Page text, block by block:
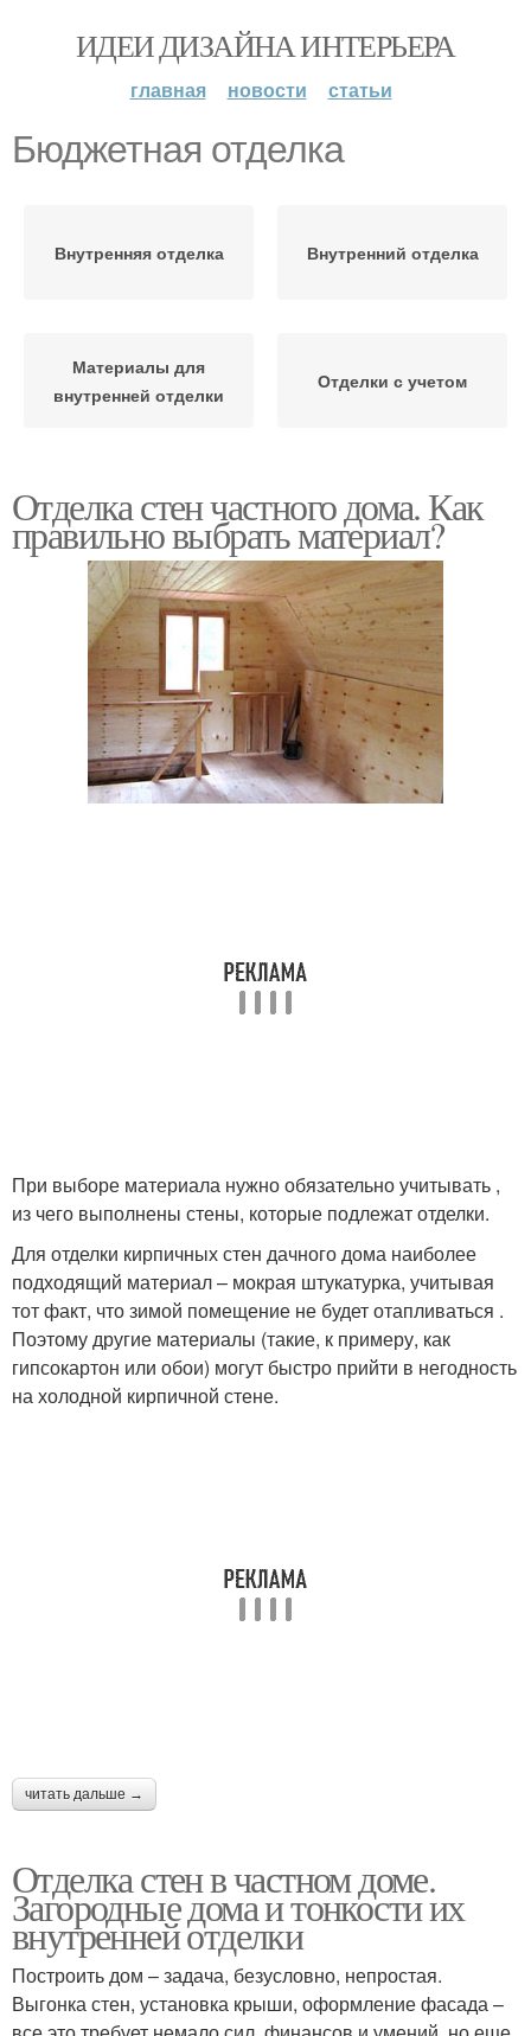
ИДЕИ ДИЗАЙНА ИНТЕРЬЕРА
главная новости статьи
Бюджетная отделка
Внутренняя отделка Внутренний отделка
Материалы для
внутренней отделки
Отделки с учетом
Отделка стен частного дома. Как
правильно выбрать материал?
При выборе материала нужно обязательно учитывать ,
из чего выполнены стены, которые подлежат отделки.
Для отделки кирпичных стен дачного дома наиболее
подходящий материал – мокрая штукатурка, учитывая
тот факт, что зимой помещение не будет отапливаться .
Поэтому другие материалы (такие, к примеру, как
гипсокартон или обои) могут быстро прийти в негодность
на холодной кирпичной стене.
читать дальше →
Отделка стен в частном доме.
Загородные дома и тонкости их
внутренней отделки
Построить дом – задача, безусловно, непростая.
Выгонка стен, установка крыши, оформление фасада –